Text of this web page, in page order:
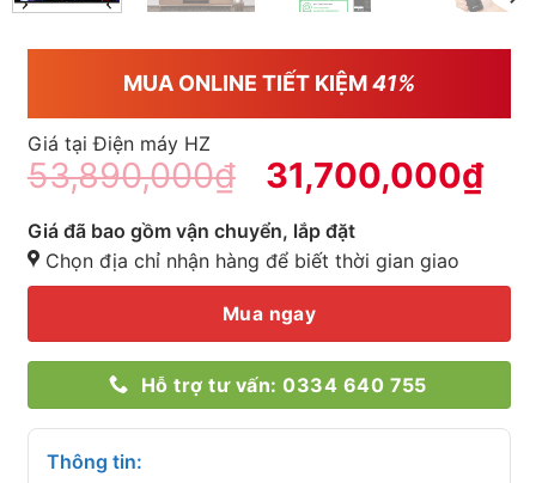
MUA ONLINE TIẾT KIỆM41%
Giá tại Điện máy HZ
53,890,000₫ 31,700,000₫
Giá đã bao gồm vận chuyển, lắp đặt
Chọn địa chỉ nhận hàng để biết thời gian giao
Mua ngay
Hỗ trợ tư vấn: 0334 640 755
Thông tin: